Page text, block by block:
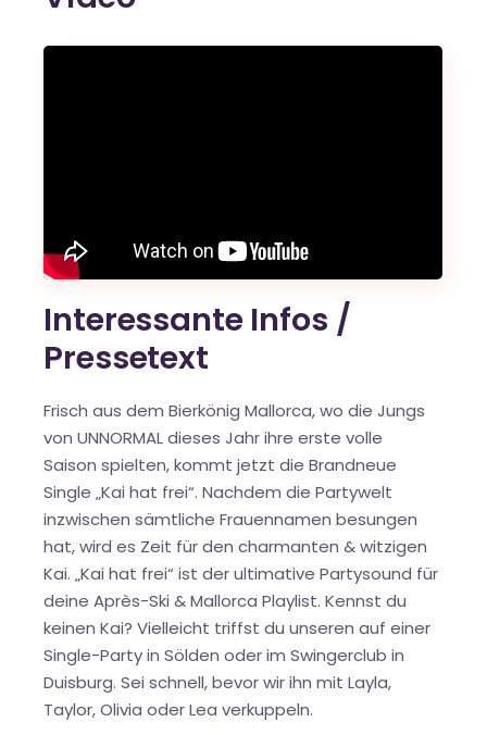
Interessante Infos /
Pressetext
Frisch aus dem Bierkönig Mallorca, wo die Jungs
von UNNORMAL dieses Jahr ihre erste volle
Saison spielten, kommt jetzt die Brandneue
Single „Kai hat frei“. Nachdem die Partywelt
inzwischen sämtliche Frauennamen besungen
hat, wird es Zeit für den charmanten & witzigen
Kai. „Kai hat frei“ ist der ultimative Partysound für
deine Après-Ski & Mallorca Playlist. Kennst du
keinen Kai? Vielleicht triffst du unseren auf einer
Single-Party in Sölden oder im Swingerclub in
Duisburg. Sei schnell, bevor wir ihn mit Layla,
Taylor, Olivia oder Lea verkuppeln.